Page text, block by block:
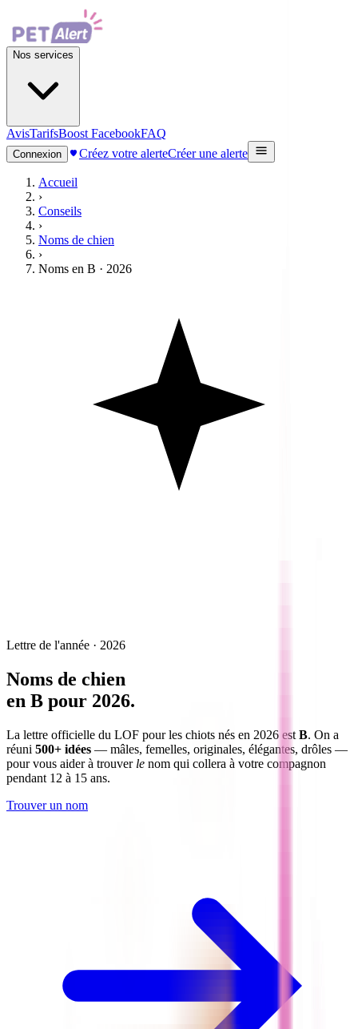
Nos services
AvisTarifsBoost FacebookFAQ
Connexion Créez votre alerteCréer une alerte
Accueil
›
Conseils
›
Noms de chien
›
Noms en B · 2026
Lettre de l'année · 2026
Noms de chien
en B pour 2026.
La lettre officielle du LOF pour les chiots nés en 2026 est B. On a
réuni 500+ idées — mâles, femelles, originales, élégantes, drôles —
pour vous aider à trouver le nom qui collera à votre compagnon
pendant 12 à 15 ans.
Trouver un nom